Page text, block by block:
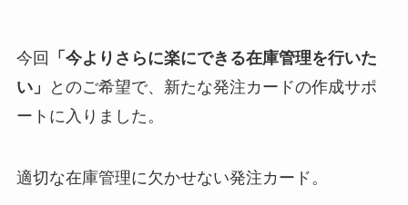
今回
「今よりさらに楽にできる在庫管理を行いた
い」
とのご希望で、新たな発注カードの作成サポ
ートに入りました。
適切な在庫管理に欠かせない発注カード。